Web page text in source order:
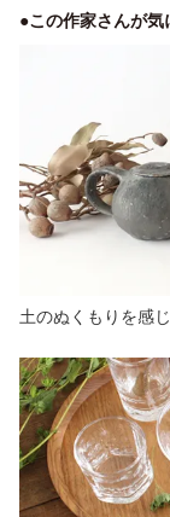
●この作家さんが
土のぬくもりを感